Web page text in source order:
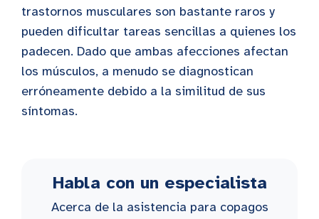
trastornos musculares son bastante raros y
pueden dificultar tareas sencillas a quienes los
padecen. Dado que ambas afecciones afectan
los músculos, a menudo se diagnostican
erróneamente debido a la similitud de sus
síntomas.
Habla con un especialista
Acerca de la asistencia para copagos